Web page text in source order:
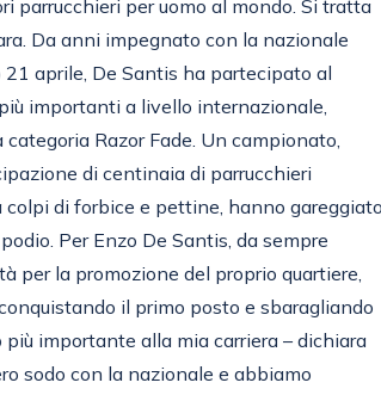
Da anni impegnato con la nazionale
aprile, De Santis ha partecipato al
importanti a livello internazionale,
Razor Fade. Un campionato,
di centinaia di parrucchieri
di forbice e pettine, hanno gareggiato
Per Enzo De Santis, da sempre
la promozione del proprio quartiere,
il primo posto e sbaragliando
importante alla mia carriera – dichiara
sodo con la nazionale e abbiamo
lo scorso fine settimana. Aver vinto la